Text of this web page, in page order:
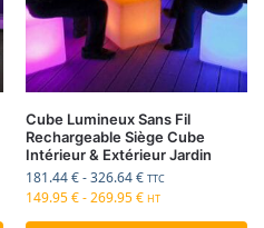
Cube Lumineux Sans Fil
Rechargeable Siège Cube
Intérieur & Extérieur Jardin
181.44€-326.64€ TTC
149.95€-269.95€ HT